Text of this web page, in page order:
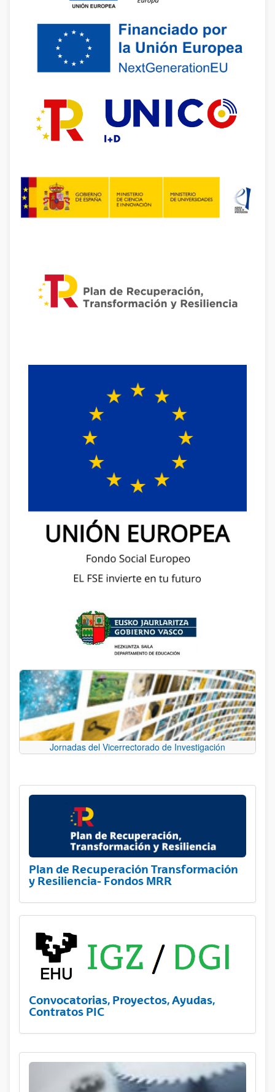
Jornadas del Vicerrectorado de Investigación
Plan de Recuperación Transformación
y Resiliencia- Fondos MRR
Convocatorias, Proyectos, Ayudas,
Contratos PIC